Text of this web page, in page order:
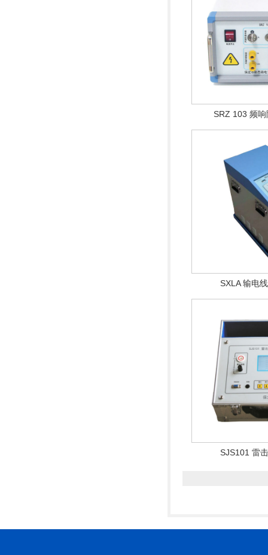
SRZ 103 频
SXLA 输电
SJS101 雷